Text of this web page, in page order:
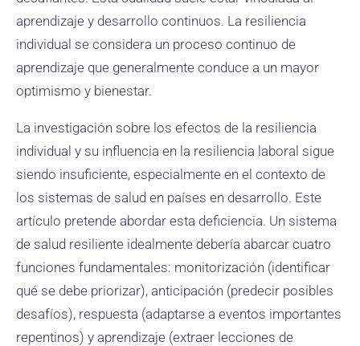
aprendizaje y desarrollo continuos. La resiliencia
individual se considera un proceso continuo de
aprendizaje que generalmente conduce a un mayor
optimismo y bienestar.
La investigación sobre los efectos de la resiliencia
individual y su influencia en la resiliencia laboral sigue
siendo insuficiente, especialmente en el contexto de
los sistemas de salud en países en desarrollo. Este
artículo pretende abordar esta deficiencia. Un sistema
de salud resiliente idealmente debería abarcar cuatro
funciones fundamentales: monitorización (identificar
qué se debe priorizar), anticipación (predecir posibles
desafíos), respuesta (adaptarse a eventos importantes
repentinos) y aprendizaje (extraer lecciones de